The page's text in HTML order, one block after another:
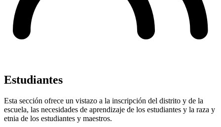
Estudiantes
Esta sección ofrece un vistazo a la inscripción del distrito y de la
escuela, las necesidades de aprendizaje de los estudiantes y la raza y
etnia de los estudiantes y maestros.